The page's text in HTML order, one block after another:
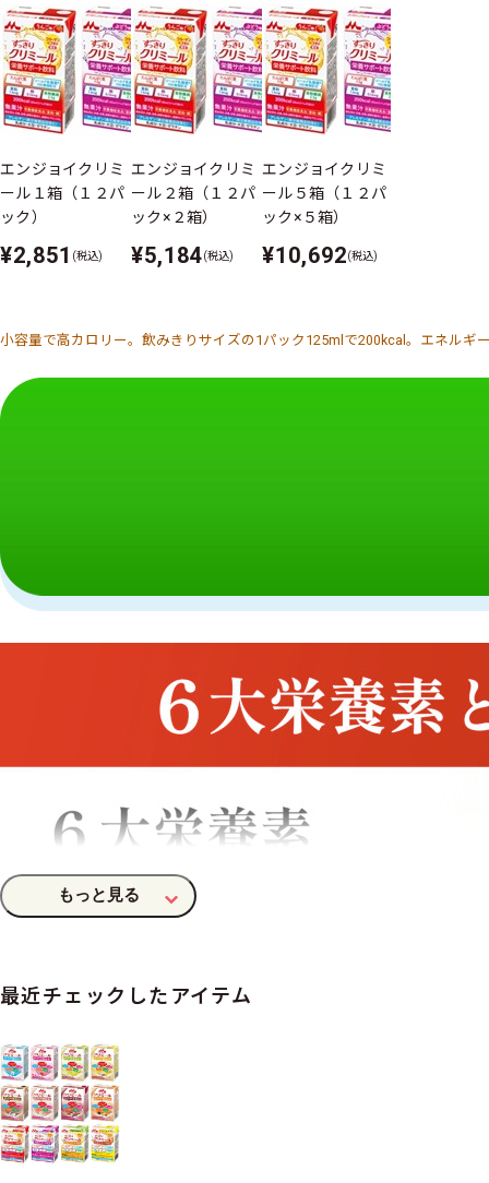
エンジョイクリミ
ール１箱（１２パ
ック）
¥2,851 (税込)
エンジョイクリミ
ール２箱（１２パ
ック×２箱）
¥5,184(税込)
エンジョイクリミ
ール５箱（１２パ
ック×５箱）
¥10,692(税込)
小容量で高カロリー。飲みきりサイズの1パック125mlで200kcal。エネル
最近チェックしたアイテム